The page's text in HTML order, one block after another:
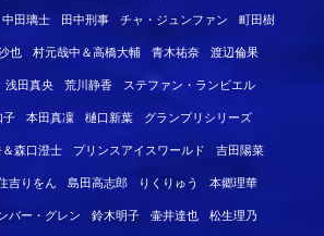
中田璃士 田中刑事 チャ・ジュンファン 町田樹
也 村元哉中＆高橋大輔 青木祐奈 渡辺倫果
浅田真央 荒川静香 ステファン・ランビエル
子 本田真凜 樋口新葉 グランプリシリーズ
森口澄士 プリンスアイスワールド 吉田陽菜
吉りをん 島田高志郎 りくりゅう 本郷理華
バー・グレン 鈴木明子 壷井達也 松生理乃